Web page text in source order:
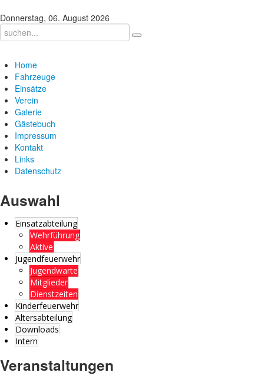
Donnerstag, 06. August 2026
Home
Fahrzeuge
Einsätze
Verein
Galerie
Gästebuch
Impressum
Kontakt
Links
Datenschutz
Auswahl
Einsatzabteilung
Wehrführung
Aktive
Jugendfeuerwehr
Jugendwarte
Mitglieder
Dienstzeiten
Kinderfeuerwehr
Altersabteilung
Downloads
Intern
Veranstaltungen